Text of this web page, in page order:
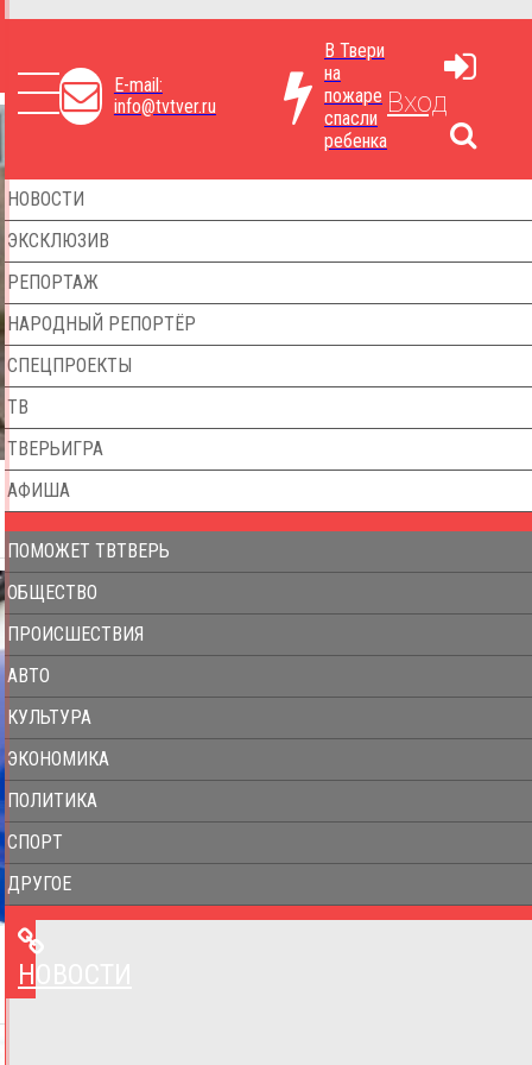
E-mail:
info@tvtver.ru
В Твери
на
пожаре
спасли
ребенка
Вход
НОВОСТИ
ЭКСКЛЮЗИВ
РЕПОРТАЖ
НАРОДНЫЙ РЕПОРТЁР
СПЕЦПРОЕКТЫ
ТВ
ТВЕРЬИГРА
АФИША
ПОМОЖЕТ ТВТВЕРЬ
ОБЩЕСТВО
ПРОИСШЕСТВИЯ
АВТО
КУЛЬТУРА
ЭКОНОМИКА
ПОЛИТИКА
СПОРТ
ДРУГОЕ
НОВОСТИ